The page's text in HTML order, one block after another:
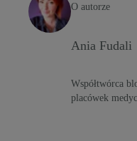
O autorze
Ania Fudali
Współtwórca
placówek